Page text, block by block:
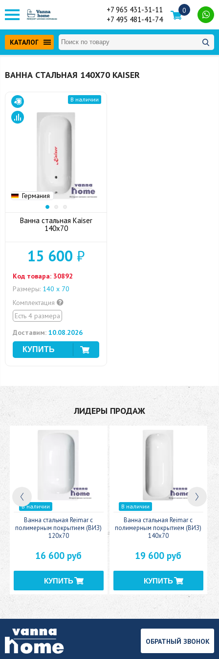
+7 965 431-31-11
+7 495 481-41-74
0
КАТАЛОГ
ВАННА СТАЛЬНАЯ 140Х70 KAISER
Германия
В наличии
Ванна стальная Kaiser
140x70
15 600 ₽
Код товара: 30892
Размеры: 140 х 70
Комплектация
Есть 4 размера
Доставим: 10.08.2026
ЛИДЕРЫ ПРОДАЖ
В наличии
Ванна стальная Reimar с
полимерным покрытием (ВИЗ)
120x70
16 600 руб
В наличии
Ванна стальная Reimar с
полимерным покрытием (ВИЗ)
140x70
19 600 руб
ОБРАТНЫЙ ЗВОНОК